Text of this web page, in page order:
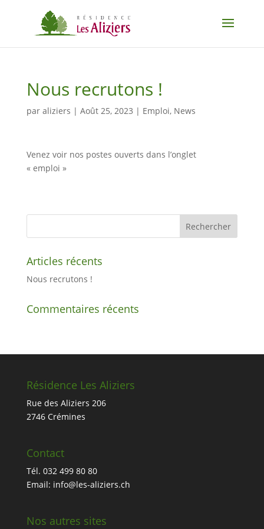
Nous recrutons !
par aliziers | Août 25, 2023 | Emploi, News
Venez voir nos postes ouverts dans l’onglet
« emploi »
Articles récents
Nous recrutons !
Commentaires récents
Résidence Les Aliziers
Rue des Aliziers 206
2746 Crémines
Contact
Tél. 032 499 80 80
Email: info@les-aliziers.ch
Nos autres sites